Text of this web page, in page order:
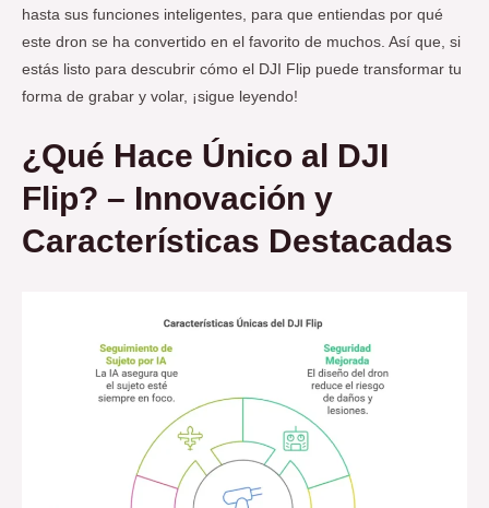
hasta sus funciones inteligentes, para que entiendas por qué
este dron se ha convertido en el favorito de muchos. Así que, si
estás listo para descubrir cómo el DJI Flip puede transformar tu
forma de grabar y volar, ¡sigue leyendo!
¿Qué Hace Único al DJI
Flip? – Innovación y
Características Destacadas